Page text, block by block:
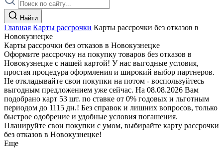
Найти
Главная Карты рассрочки Карты рассрочки без отказов в
Новокузнецке
Карты рассрочки без отказов в Новокузнецке
Оформите рассрочку на покупку товаров без отказов в
Новокузнецке с нашей картой! У нас выгодные условия,
простая процедура оформления и широкий выбор партнеров.
Не откладывайте свои покупки на потом - воспользуйтесь
выгодным предложением уже сейчас. На 08.08.2026 Вам
подобрано карт 53 шт. по ставке от 0% годовых и льготным
периодом до 1115 дн.! Без справок и лишних вопросов, только
быстрое одобрение и удобные условия погашения.
Планируйте свои покупки с умом, выбирайте карту рассрочки
без отказов в Новокузнецке!
Еще